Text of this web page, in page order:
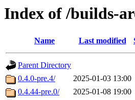
Index of /builds-
Name Last modified
Parent Directory
0.4.0-pre.4/
2025-01-03 13:00
0.4.44-pre.0/
2025-01-08 19:00